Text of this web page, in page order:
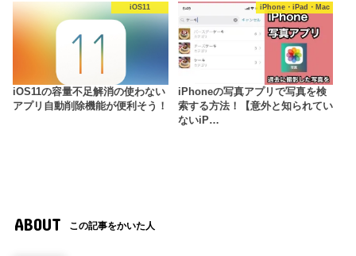
iOS11
iOS11の容量不足解消の使わない
アプリ自動削除機能が便利そう！
iPhone・iPad・Mac
iPhoneの写真アプリで写真を検
索する方法！【意外と知られてい
ないiP…
ABOUT この記事をかいた人